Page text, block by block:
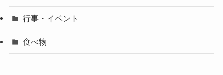
行事・イベント
食べ物